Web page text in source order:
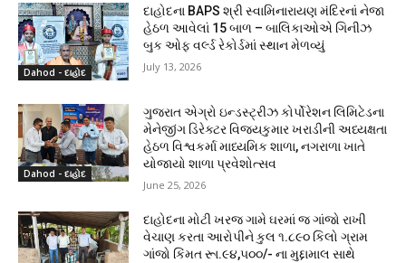
Dahod - દાહોદ
દાહોદના BAPS શ્રી સ્વામિનારાયણ મંદિરનાં નેજા
હેઠળ આવેલાં 15 બાળ – બાલિકાઓએ ગિનીઝ
બુક ઓફ વર્લ્ડ રેકોર્ડમાં સ્થાન મેળવ્યું
July 13, 2026
Dahod - દાહોદ
ગુજરાત એગ્રો ઇન્ડસ્ટ્રીઝ કોર્પોરેશન લિમિટેડના
મેનેજીંગ ડિરેક્ટર વિજયકુમાર ખરાડીની અધ્યક્ષતા
હેઠળ વિશ્વકર્મા માધ્યમિક શાળા, નગરાળા ખાતે
યોજાયો શાળા પ્રવેશોત્સવ
June 25, 2026
દાહોદના મોટી ખરજ ગામે ઘરમાં જ ગાંજો રાખી
વેચાણ કરતા આરોપીને કુલ ૧.૮૯૦ કિલો ગ્રામ
ગાંજો કિંમત રૂા.૯૪,૫૦૦/- ના મુદ્દામાલ સાથે